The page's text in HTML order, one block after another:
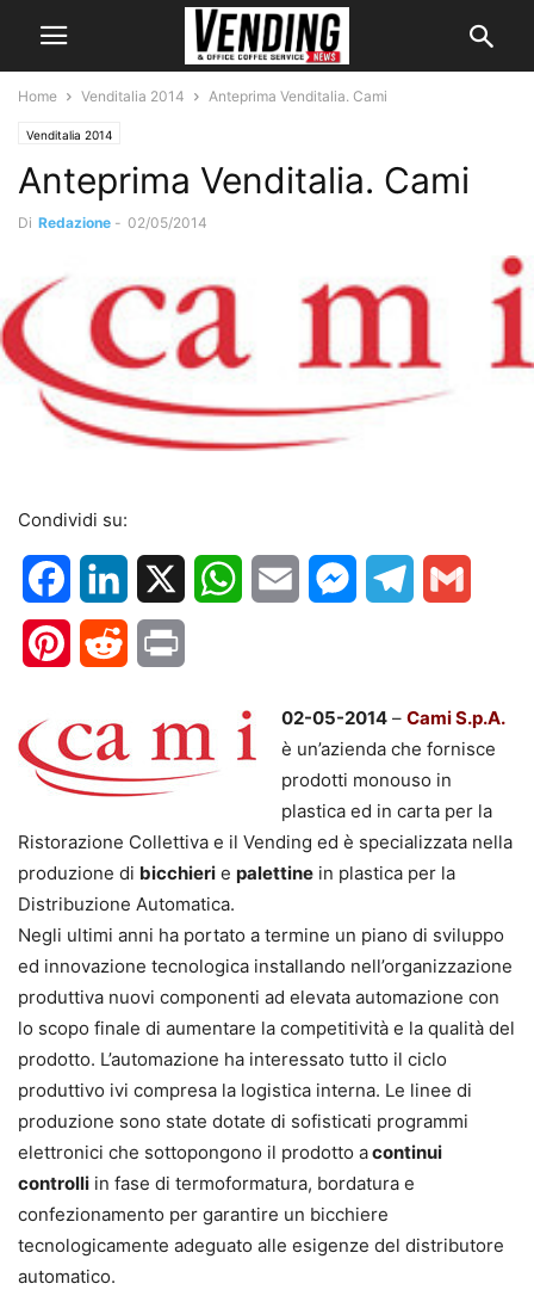
Home Venditalia 2014 Anteprima Venditalia. Cami
Venditalia 2014
Anteprima Venditalia. Cami
Di Redazione - 02/05/2014
Condividi su:
FacebookLinkedIn WhatsApp
Email MessengerTelegram
PinterestReddit
02-05-2014 – Cami S.p.A.
è un’azienda che fornisce
prodotti monouso in
plastica ed in carta per la
Ristorazione Collettiva e il Vending ed è specializzata nella
produzione di bicchieri e palettine in plastica per la
Distribuzione Automatica.
Negli ultimi anni ha portato a termine un piano di sviluppo
ed innovazione tecnologica installando nell’organizzazione
produttiva nuovi componenti ad elevata automazione con
lo scopo finale di aumentare la competitività e la qualità del
prodotto. L’automazione ha interessato tutto il ciclo
produttivo ivi compresa la logistica interna. Le linee di
produzione sono state dotate di sofisticati programmi
elettronici che sottopongono il prodotto acontinui
controlli in fase di termoformatura, bordatura e
confezionamento per garantire un bicchiere
tecnologicamente adeguato alle esigenze del distributore
automatico.